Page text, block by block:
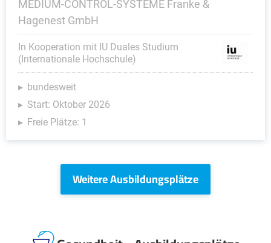
MEDIUM-CONTROL-SYSTEME Franke &
Hagenest GmbH
In Kooperation mit IU Duales Studium
(Internationale Hochschule)
bundesweit
Start: Oktober 2026
Freie Plätze: 1
Weitere Ausbildungsplätze